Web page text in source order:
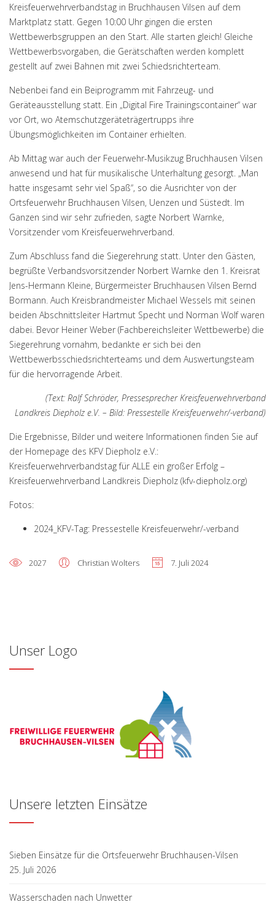
Kreisfeuerwehrverbandstag in Bruchhausen Vilsen auf dem
Marktplatz statt. Gegen 10:00 Uhr gingen die ersten
Wettbewerbsgruppen an den Start. Alle starten gleich! Gleiche
Wettbewerbsvorgaben, die Gerätschaften werden komplett
gestellt auf zwei Bahnen mit zwei Schiedsrichterteam.
Nebenbei fand ein Beiprogramm mit Fahrzeug- und
Geräteausstellung statt. Ein „Digital Fire Trainingscontainer“ war
vor Ort, wo Atemschutzgeräteträgertrupps ihre
Übungsmöglichkeiten im Container erhielten.
Ab Mittag war auch der Feuerwehr-Musikzug Bruchhausen Vilsen
anwesend und hat für musikalische Unterhaltung gesorgt. „Man
hatte insgesamt sehr viel Spaß“, so die Ausrichter von der
Ortsfeuerwehr Bruchhausen Vilsen, Uenzen und Süstedt. Im
Ganzen sind wir sehr zufrieden, sagte Norbert Warnke,
Vorsitzender vom Kreisfeuerwehrverband.
Zum Abschluss fand die Siegerehrung statt. Unter den Gästen,
begrüßte Verbandsvorsitzender Norbert Warnke den 1. Kreisrat
Jens-Hermann Kleine, Bürgermeister Bruchhausen Vilsen Bernd
Bormann. Auch Kreisbrandmeister Michael Wessels mit seinen
beiden Abschnittsleiter Hartmut Specht und Norman Wolf waren
dabei. Bevor Heiner Weber (Fachbereichsleiter Wettbewerbe) die
Siegerehrung vornahm, bedankte er sich bei den
Wettbewerbsschiedsrichterteams und dem Auswertungsteam
für die hervorragende Arbeit.
(Text: Ralf Schröder, Pressesprecher Kreisfeuerwehrverband
Landkreis Diepholz e.V. – Bild: Pressestelle Kreisfeuerwehr/-verband)
Die Ergebnisse, Bilder und weitere Informationen finden Sie auf
der Homepage des KFV Diepholz e.V.:
Kreisfeuerwehrverbandstag für ALLE ein großer Erfolg –
Kreisfeuerwehrverband Landkreis Diepholz (kfv-diepholz.org)
Fotos:
2024_KFV-Tag: Pressestelle Kreisfeuerwehr/-verband
2027 Christian Wolters 7. Juli 2024
Unser Logo
Unsere letzten Einsätze
Sieben Einsätze für die Ortsfeuerwehr Bruchhausen-Vilsen
25. Juli 2026
Wasserschaden nach Unwetter